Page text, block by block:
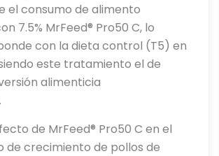
el consumo de alimento
7.5% MrFeed® Pro50 C, lo
con la dieta control (T5) en
este tratamiento el de
alimenticia
de MrFeed® Pro50 C en el
de crecimiento de pollos de